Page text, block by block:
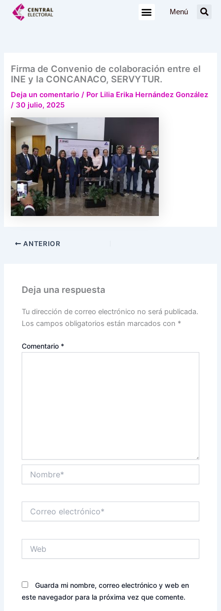
Menú
Firma de Convenio de colaboración entre el
INE y la CONCANACO, SERVYTUR.
Deja un comentario / Por Lilia Erika Hernández González
/ 30 julio, 2025
ANTERIOR
Deja una respuesta
Tu dirección de correo electrónico no será publicada.
Los campos obligatorios están marcados con *
Comentario *
electrónico*
Guarda mi nombre, correo electrónico y web en
este navegador para la próxima vez que comente.